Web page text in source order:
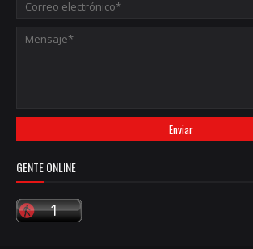
GENTE ONLINE